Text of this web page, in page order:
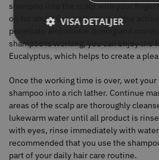
shampoo into the scalp with your
on for about 5 minutes to give the
penetrate and relieve itching and
shampoo is working, you can enjoy the
Eucalyptus, which helps to create a
Once the working time is over, wet your
shampoo into a rich lather. Continue
areas of the scalp are thoroughly
lukewarm water until all product is
with eyes, rinse immediately with
recommended that you use the
part of your daily hair care routine.
1849.00 kr
STORSÄLJARE
VISA DETALJER